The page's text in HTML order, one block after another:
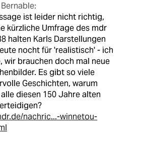
ist leider nicht richtig,
kürzliche Umfrage des mdr
halten Karls Darstellungen
nocht für 'realistisch' - ich
wir brauchen doch mal neue
Es gibt so viele
Geschichten, warum
diesen 150 Jahre alten
nachric...-winnetou-